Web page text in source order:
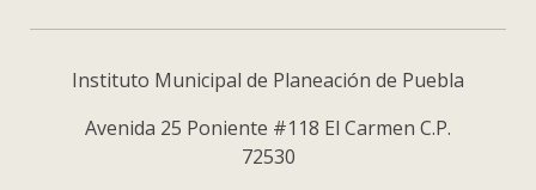
Instituto Municipal de Planeación de Puebla
Avenida 25 Poniente #118 El Carmen C.P.
72530